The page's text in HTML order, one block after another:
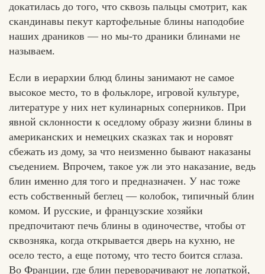
докатилась до того, что сквозь пальцы смотрит, как
скандинавы пекут картофельные блины наподобие
наших драников — но мы-то драники блинами не
называем.
Если в иерархии блюд блины занимают не самое
высокое место, то в фольклоре, игровой культуре,
литературе у них нет кулинарных соперников. При
явной склонности к оседлому образу жизни блины в
американских и немецких сказках так и норовят
сбежать из дому, за что неизменно бывают наказаны
съедением. Впрочем, такое уж ли это наказание, ведь
блин именно для того и предназначен. У нас тоже
есть собственный беглец — колобок, типичный блин
комом. И русские, и французские хозяйки
предпочитают печь блины в одиночестве, чтобы от
сквозняка, когда открывается дверь на кухню, не
осело тесто, а еще потому, что тесто боится сглаза.
Во Франции, где блин переворачивают не лопаткой,